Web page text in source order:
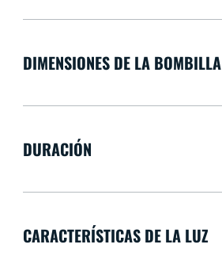
DIMENSIONES DE LA BOMBILLA
DURACIÓN
CARACTERÍSTICAS DE LA LUZ